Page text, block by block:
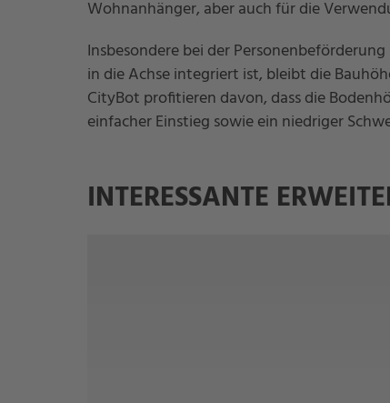
Wohnanhänger, aber auch für die
Insbesondere bei der
in die Achse integriert ist, bleibt die
CityBot profitieren davon, dass die
einfacher Einstieg sowie ein niedriger
INTERESSANTE